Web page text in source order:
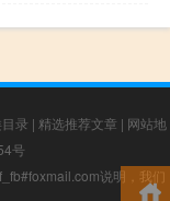
录 | 精选推荐文章 | 网站地
号
说明，我们